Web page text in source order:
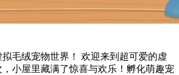
毛绒宠物世界！ 欢迎来到超可爱的虚
小屋里藏满了惊喜与欢乐！孵化萌趣宠